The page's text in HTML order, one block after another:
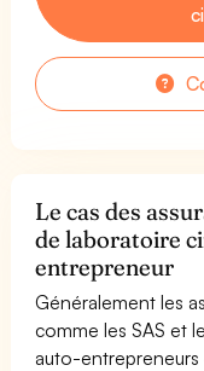
Le cas des
de laboratoire
entrepreneur
Généralement les
comme les SAS et
auto-entrepreneurs